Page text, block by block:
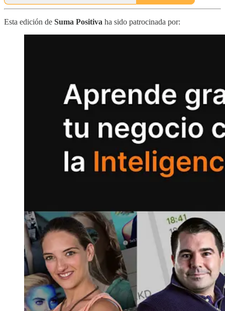
Esta edición de Suma Positiva ha sido patrocinada por: